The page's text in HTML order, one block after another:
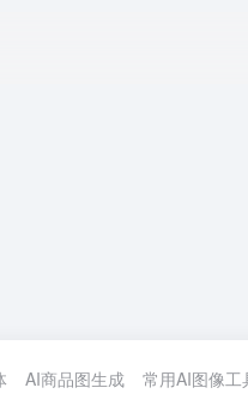
AI商品图生成 常用AI图像工